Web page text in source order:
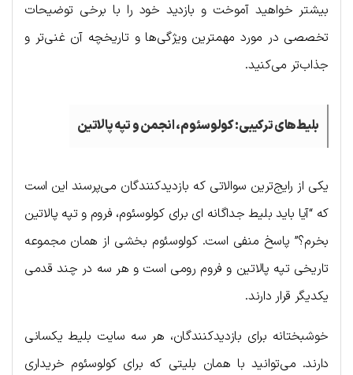
بیشتر خواهید آموخت و بازدید خود را با برخی توضیحات
تخصصی در مورد مهمترین ویژگی‌ها و تاریخچه آن غنی‌تر و
جذاب‌تر می‌کنید.
بلیط‌های ترکیبی: کولوسئوم، انجمن و تپه پالاتین
یکی از رایج‌ترین سوالاتی که بازدیدکنندگان می‌پرسند این است
که “آیا باید بلیط جداگانه ای برای کولوسئوم، فروم و تپه پالاتین
بخرم؟” پاسخ منفی است. کولوسئوم بخشی از همان مجموعه
تاریخی تپه پالاتین و فروم رومی است و هر سه در چند قدمی
یکدیگر قرار دارند.
خوشبختانه برای بازدیدکنندگان، هر سه سایت بلیط یکسانی
دارند. می‌توانید با همان بلیتی که برای کولوسئوم خریداری